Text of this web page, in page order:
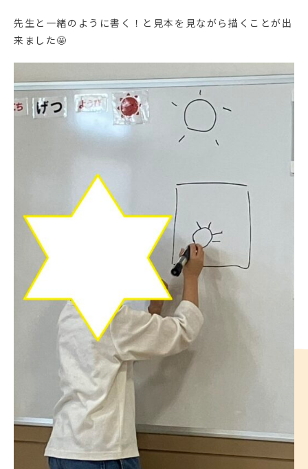
先生と一緒のように書く！と見本を見ながら描くことが出
来ました🤩